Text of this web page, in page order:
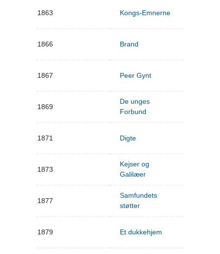
1863 Kongs-Emnerne
1866 Brand
1867 Peer Gynt
1869
De unges
Forbund
1871 Digte
1873
Kejser og
Galilæer
1877
Samfundets
støtter
1879 Et dukkehjem